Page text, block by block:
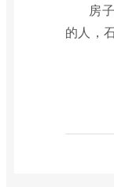
房
的人，